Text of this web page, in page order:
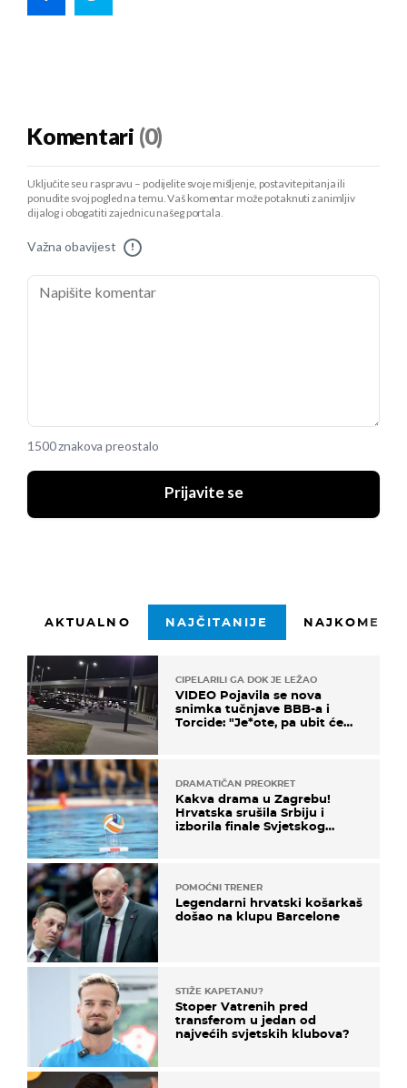
Komentari (0)
Uključite se u raspravu – podijelite svoje mišljenje, postavite pitanja ili
ponudite svoj pogled na temu. Vaš komentar može potaknuti zanimljiv
dijalog i obogatiti zajednicu našeg portala.
Važna obavijest !
1500 znakova preostalo
Prijavite se
AKTUALNO NAJČITANIJE
CIPELARILI GA DOK JE LEŽAO
VIDEO Pojavila se nova
snimka tučnjave BBB-a i
Torcide: "Je*ote, pa ubit će
DRAMATIČAN PREOKRET
Kakva drama u Zagrebu!
Hrvatska srušila Srbiju i
izborila finale Svjetskog
POMOĆNI TRENER
Legendarni hrvatski košarkaš
došao na klupu Barcelone
STIŽE KAPETANU?
Stoper Vatrenih pred
transferom u jedan od
najvećih svjetskih klubova?